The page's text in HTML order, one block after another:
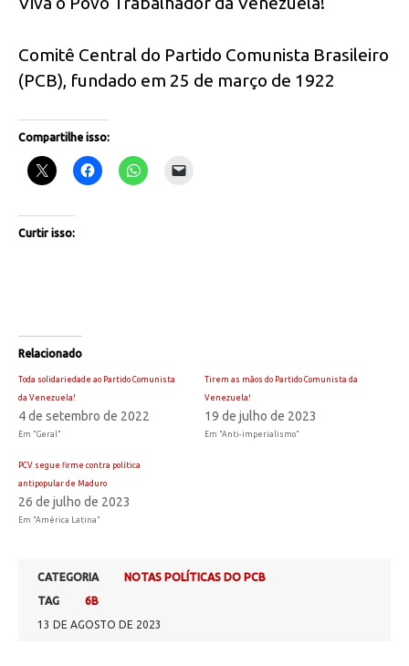
Comitê Central do Partido Comunista Brasileiro
(PCB), fundado em 25 de março de 1922
Compartilhe isso:
Curtir isso:
Relacionado
Toda solidariedade ao Partido Comunista
da Venezuela!
4 de setembro de 2022
Em "Geral"
Tirem as mãos do Partido Comunista da
Venezuela!
19 de julho de 2023
Em "Anti-imperialismo"
PCV segue firme contra política
antipopular de Maduro
26 de julho de 2023
Em "América Latina"
CATEGORIA
NOTAS POLÍTICAS DO PCB
TAG
6B
13 DE AGOSTO DE 2023